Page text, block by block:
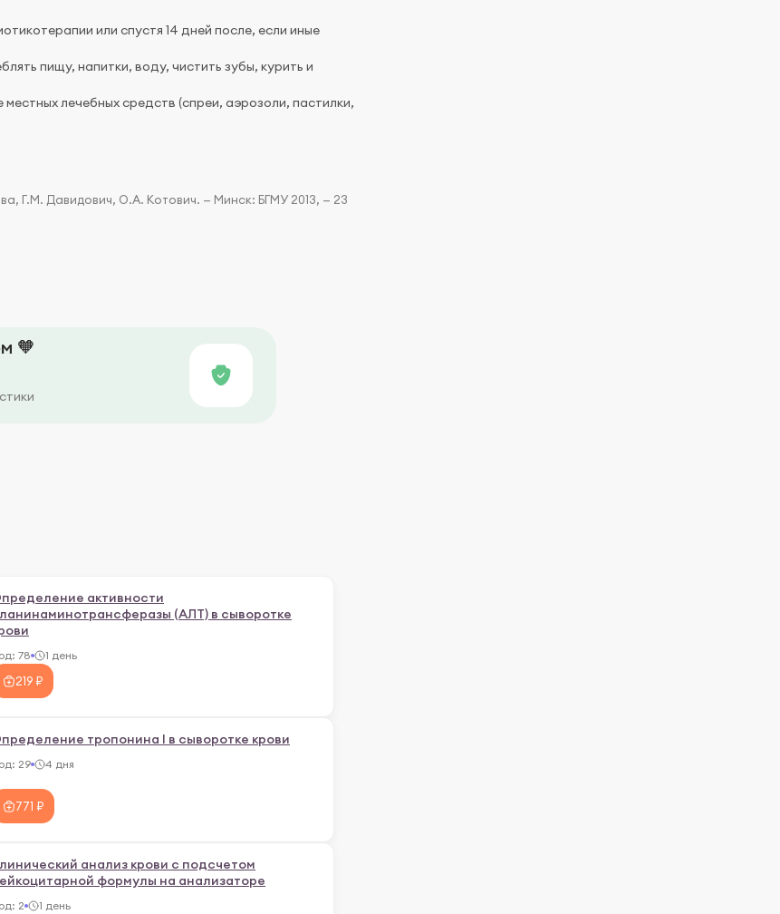
или спустя 14 дней после, если иные
пищу, напитки, воду, чистить зубы, курить и
лечебных средств (спреи, аэрозоли, пастилки,
Г.М. Давидович, О.А. Котович. — Минск: БГМУ 2013, — 23
🧡
активности
(АЛТ) в сыворотке
78 1 день
219 ₽
тропонина I в сыворотке крови
29 4 дня
771 ₽
анализ крови с подсчетом
формулы на анализаторе
2 1 день